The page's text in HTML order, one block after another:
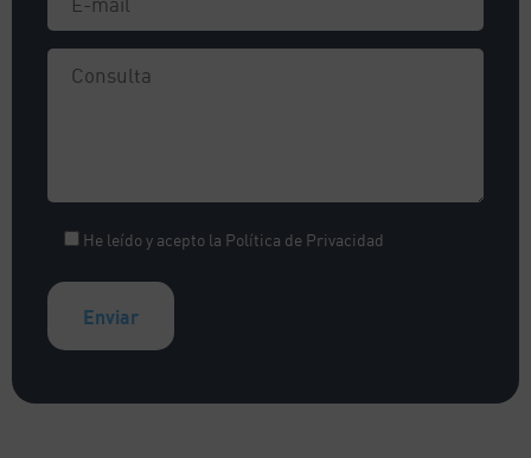
He leído y acepto la Política de Privacidad
l